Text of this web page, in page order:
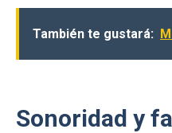
También te gustará:
Sonoridad y